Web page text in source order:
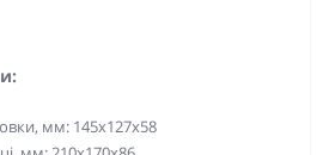
мм: 145x127х58